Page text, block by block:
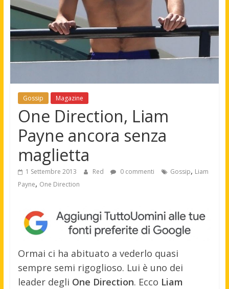
Gossip Magazine
One Direction, Liam
Payne ancora senza
maglietta
1 Settembre 2013 Red 0 commenti Gossip, Liam
Payne, One Direction
Ormai ci ha abituato a vederlo quasi
sempre semi rigoglioso. Lui è uno dei
leader degli One Direction. Ecco Liam